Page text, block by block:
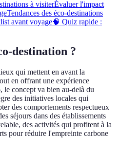
à visiterÉvaluer l'impact
Tendances des éco-destinations
avant voyage🧠 Quiz rapide :
destination ?
qui mettent en avant la
en offrant une expérience
le concept va bien au-delà du
des initiatives locales qui
des comportements respectueux
séjours dans des établissements
des activités qui profitent à la
pour réduire l'empreinte carbone